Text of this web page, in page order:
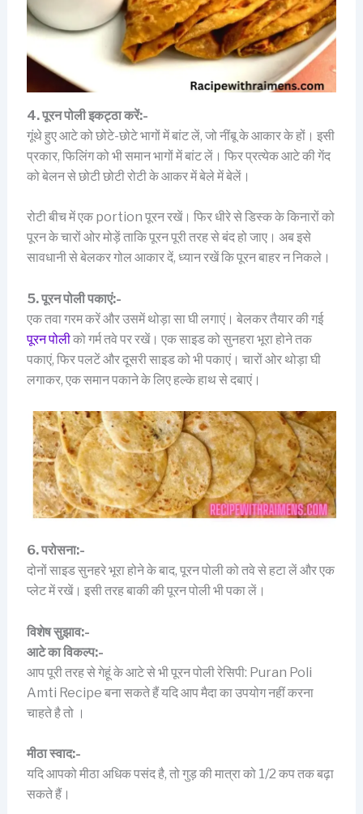
4. पूरन पोली इकट्ठा करें:-
गूंथे हुए आटे को छोटे-छोटे भागों में बांट लें, जो नींबू के आकार के हों। इसी
प्रकार, फिलिंग को भी समान भागों में बांट लें। फिर प्रत्येक आटे की गेंद
को बेलन से छोटी छोटी रोटी के आकर में बेले में बेलें।
रोटी बीच में एक portion पूरन रखें। फिर धीरे से डिस्क के किनारों को
पूरन के चारों ओर मोड़ें ताकि पूरन पूरी तरह से बंद हो जाए। अब इसे
सावधानी से बेलकर गोल आकार दें, ध्यान रखें कि पूरन बाहर न निकले।
5. पूरन पोली पकाएं:-
एक तवा गरम करें और उसमें थोड़ा सा घी लगाएं। बेलकर तैयार की गई
पूरन पोलीको गर्म तवे पर रखें। एक साइड को सुनहरा भूरा होने तक
पकाएं, फिर पलटें और दूसरी साइड को भी पकाएं। चारों ओर थोड़ा घी
लगाकर, एक समान पकाने के लिए हल्के हाथ से दबाएं।
6. परोसना:-
दोनों साइड सुनहरे भूरा होने के बाद, पूरन पोली को तवे से हटा लें और एक
प्लेट में रखें। इसी तरह बाकी की पूरन पोली भी पका लें।
विशेष सुझाव:-
आटे का विकल्प:-
आप पूरी तरह से गेहूं के आटे से भी पूरन पोली रेसिपी: Puran Poli
Amti Recipe बना सकते हैं यदि आप मैदा का उपयोग नहीं करना
चाहते है तो ।
मीठा स्वाद:-
यदि आपको मीठा अधिक पसंद है, तो गुड़ की मात्रा को 1/2 कप तक बढ़ा
सकते हैं।